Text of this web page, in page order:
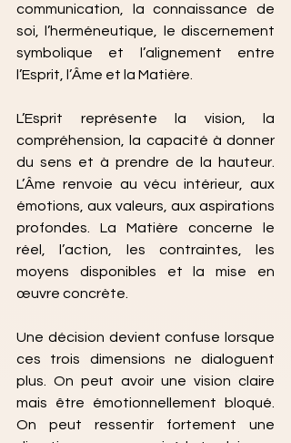
communication, la connaissance de
soi, l’herméneutique, le discernement
symbolique et l’alignement entre
l’Esprit, l’Âme et la Matière.
L’Esprit représente la vision, la
compréhension, la capacité à donner
du sens et à prendre de la hauteur.
L’Âme renvoie au vécu intérieur, aux
émotions, aux valeurs, aux aspirations
profondes. La Matière concerne le
réel, l’action, les contraintes, les
moyens disponibles et la mise en
œuvre concrète.
Une décision devient confuse lorsque
ces trois dimensions ne dialoguent
plus. On peut avoir une vision claire
mais être émotionnellement bloqué.
On peut ressentir fortement une